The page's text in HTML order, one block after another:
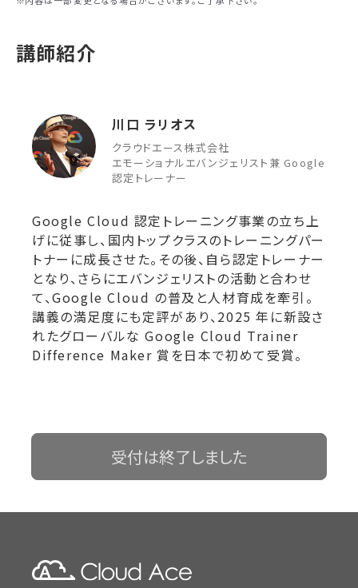
講師紹介
川口 ラリオス
クラウドエース株式会社
エモーショナルエバンジェリスト兼 Google
認定トレーナー
Google Cloud 認定トレーニング事業の立ち上
げに従事し、国内トップクラスのトレーニングパー
トナーに成長させた。その後、自ら認定トレーナー
となり、さらにエバンジェリストの活動と合わせ
て、Google Cloud の普及と人材育成を牽引。
講義の満足度にも定評があり、2025 年に新設さ
れたグローバルな Google Cloud Trainer
Difference Maker 賞を日本で初めて受賞。
受付は終了しました